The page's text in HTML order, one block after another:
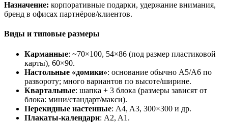
Назначение: корпоративные подарки, удержание внимания,
бренд в офисах партнёров/клиентов.
Виды и типовые размеры
Карманные: ~70×100, 54×86 (под размер пластиковой
карты), 60×90.
Настольные «домики»: основание обычно A5/A6 по
развороту; много вариантов по высоте/ширине.
Квартальные: шапка + 3 блока (размеры зависят от
блока: мини/стандарт/макси).
Перекидные настенные: A4, A3, 300×300 и др.
Плакаты-календари: A2, A1.